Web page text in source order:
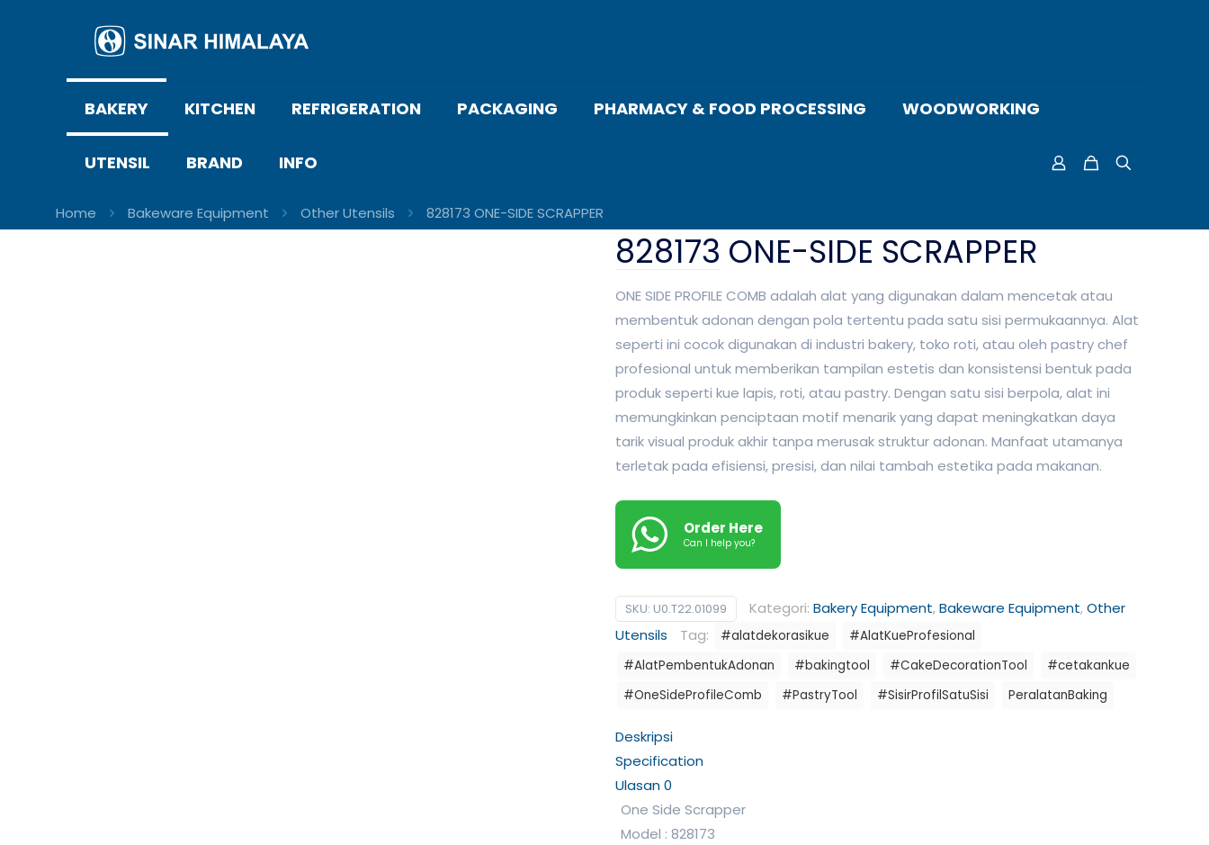
BAKERY KITCHEN REFRIGERATION PACKAGING PHARMACY & FOOD PROCESSING WOODWORKING
UTENSIL BRAND INFO
Home Bakeware Equipment Other Utensils 828173 ONE-SIDE SCRAPPER
828173 ONE-SIDE SCRAPPER
ONE SIDE PROFILE COMB adalah alat yang digunakan dalam mencetak atau
membentuk adonan dengan pola tertentu pada satu sisi permukaannya. Alat
seperti ini cocok digunakan di industri bakery, toko roti, atau oleh pastry chef
profesional untuk memberikan tampilan estetis dan konsistensi bentuk pada
produk seperti kue lapis, roti, atau pastry. Dengan satu sisi berpola, alat ini
memungkinkan penciptaan motif menarik yang dapat meningkatkan daya
tarik visual produk akhir tanpa merusak struktur adonan. Manfaat utamanya
terletak pada efisiensi, presisi, dan nilai tambah estetika pada makanan.
Order Here
Can I help you?
SKU: U0.T22.01099 Kategori: Bakery Equipment,Bakeware Equipment,Other
Utensils
Tag: #alatdekorasikue
#AlatKueProfesional
#AlatPembentukAdonan
#bakingtool #CakeDecorationTool
#cetakankue
#OneSideProfileComb
#PastryTool #SisirProfilSatuSisi PeralatanBaking
Deskripsi
Specification
Ulasan0
One Side Scrapper
Model : 828173